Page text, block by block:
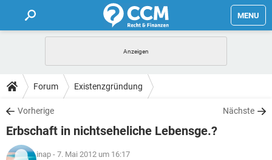
MENU
FORUM
TIPPS
Forum Existenzgründung
Vorherige Nächste
Erbschaft in nichtseheliche Lebensge.?
inap - 7. Mai 2012 um 16:17